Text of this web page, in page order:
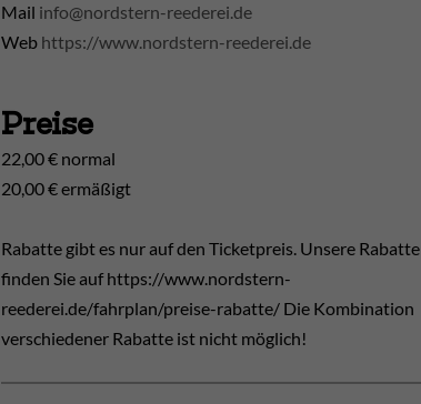
Mail info@nordstern-reederei.de
Web https://www.nordstern-reederei.de
Preise
22,00 € normal
20,00 € ermäßigt
Rabatte gibt es nur auf den Ticketpreis. Unsere Rabatte
finden Sie auf https://www.nordstern-
reederei.de/fahrplan/preise-rabatte/ Die Kombination
verschiedener Rabatte ist nicht möglich!